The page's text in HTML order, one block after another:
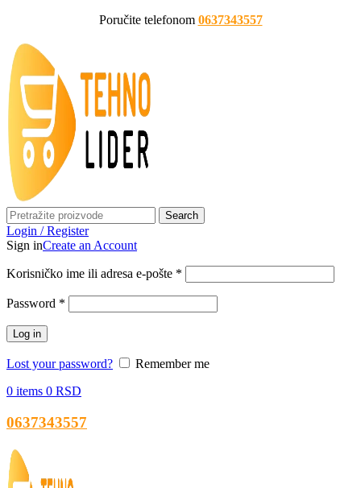
Poručite telefonom 0637343557
Search
Login / Register
Sign inCreate an Account
Korisničko ime ili adresa e-pošte *
Password *
Log in
Lost your password?
Remember me
0 items 0 RSD
0637343557